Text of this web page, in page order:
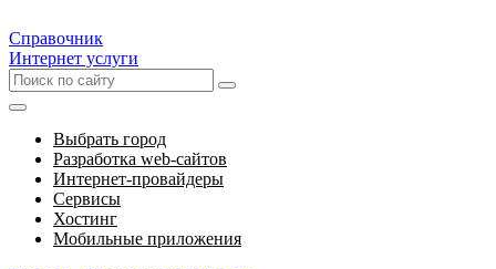
Справочник
Интернет услуги
Выбрать город
Разработка web-сайтов
Интернет-провайдеры
Сервисы
Хостинг
Мобильные приложения